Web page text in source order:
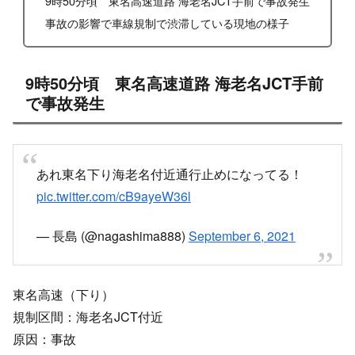
事故の影響で車線規制で渋滞している現地の様子
9時50分頃 東名高速道路 海老名JCT手前
で事故発生
あれ東名下り海老名付近通行止めになってる！
pic.twitter.com/cB9ayeW36l
— 長島 (@nagashima888) September 6, 2021
東名高速（下り）
規制区間：海老名JCT付近
原因：事故